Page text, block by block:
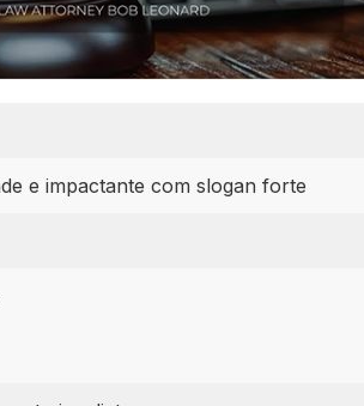
e impactante com slogan forte